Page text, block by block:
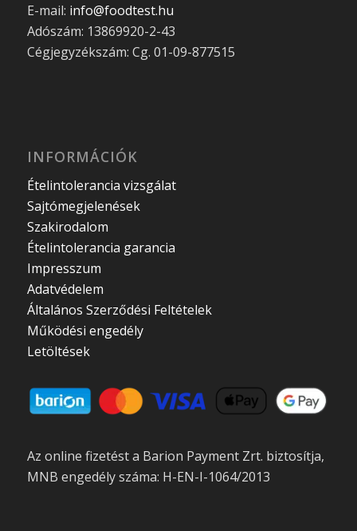
E-mail: info@foodtest.hu
Adószám: 13869920-2-43
Cégjegyzékszám: Cg. 01-09-877515
INFORMÁCIÓK
Ételintolerancia vizsgálat
Sajtómegjelenések
Szakirodalom
Ételintolerancia garancia
Impresszum
Adatvédelem
Általános Szerződési Feltételek
Működési engedély
Letöltések
Az online fizetést a Barion Payment Zrt. biztosítja,
MNB engedély száma: H-EN-I-1064/2013